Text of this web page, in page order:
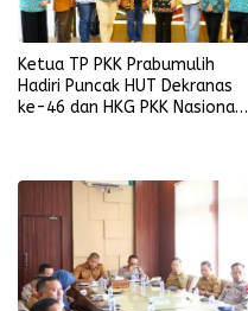
Ketua TP PKK Prabumulih
Hadiri Puncak HUT Dekranas
ke-46 dan HKG PKK Nasional